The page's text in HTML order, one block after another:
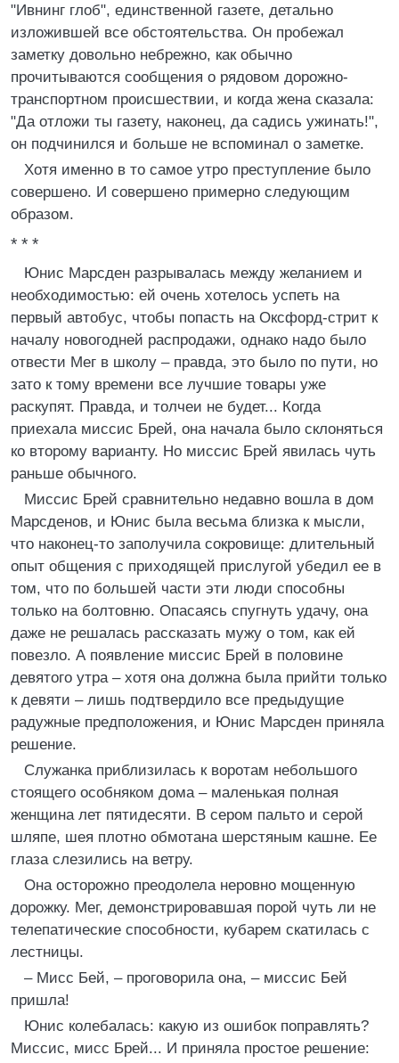
"Ивнинг глоб", единственной газете, детально
изложившей все обстоятельства. Он пробежал
заметку довольно небрежно, как обычно
прочитываются сообщения о рядовом дорожно-
транспортном происшествии, и когда жена сказала:
"Да отложи ты газету, наконец, да садись ужинать!",
он подчинился и больше не вспоминал о заметке.
Хотя именно в то самое утро преступление было
совершено. И совершено примерно следующим
образом.
* * *
Юнис Марсден разрывалась между желанием и
необходимостью: ей очень хотелось успеть на
первый автобус, чтобы попасть на Оксфорд-стрит к
началу новогодней распродажи, однако надо было
отвести Мег в школу – правда, это было по пути, но
зато к тому времени все лучшие товары уже
раскупят. Правда, и толчеи не будет... Когда
приехала миссис Брей, она начала было склоняться
ко второму варианту. Но миссис Брей явилась чуть
раньше обычного.
Миссис Брей сравнительно недавно вошла в дом
Марсденов, и Юнис была весьма близка к мысли,
что наконец-то заполучила сокровище: длительный
опыт общения с приходящей прислугой убедил ее в
том, что по большей части эти люди способны
только на болтовню. Опасаясь спугнуть удачу, она
даже не решалась рассказать мужу о том, как ей
повезло. А появление миссис Брей в половине
девятого утра – хотя она должна была прийти только
к девяти – лишь подтвердило все предыдущие
радужные предположения, и Юнис Марсден приняла
решение.
Служанка приблизилась к воротам небольшого
стоящего особняком дома – маленькая полная
женщина лет пятидесяти. В сером пальто и серой
шляпе, шея плотно обмотана шерстяным кашне. Ее
глаза слезились на ветру.
Она осторожно преодолела неровно мощенную
дорожку. Мег, демонстрировавшая порой чуть ли не
телепатические способности, кубарем скатилась с
лестницы.
– Мисс Бей, – проговорила она, – миссис Бей
пришла!
Юнис колебалась: какую из ошибок поправлять?
Миссис, мисс Брей... И приняла простое решение: